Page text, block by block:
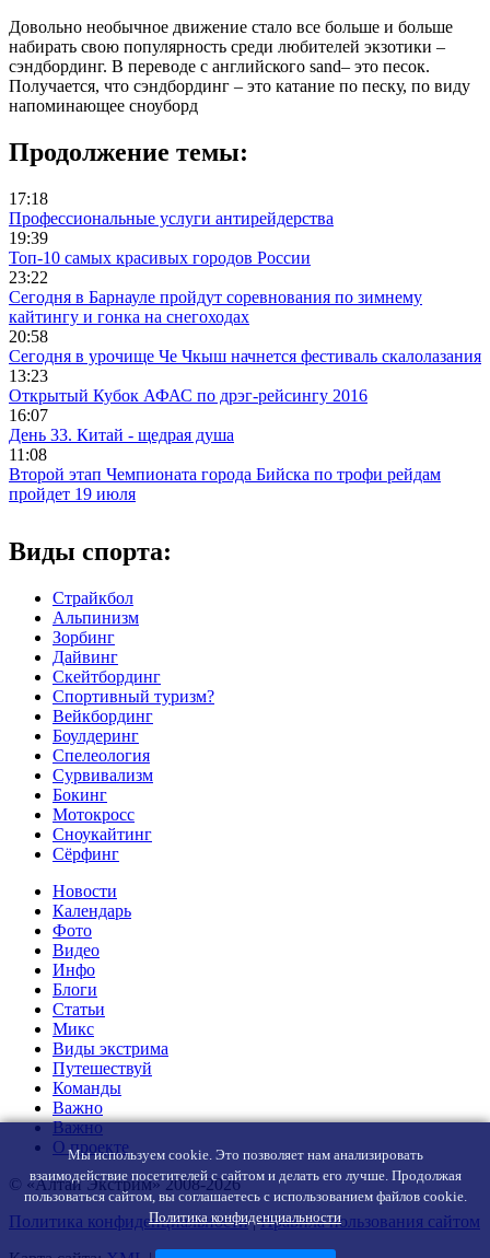
Довольно необычное движение стало все больше и больше
набирать свою популярность среди любителей экзотики –
сэндбординг. В переводе с английского sаnd– это песок.
Получается, что сэндбординг – это катание по песку, по виду
напоминающее сноуборд
Продолжение темы:
17:18
Профессиональные услуги антирейдерства
19:39
Топ-10 самых красивых городов России
23:22
Сегодня в Барнауле пройдут соревнования по зимнему
кайтингу и гонка на снегоходах
20:58
Сегодня в урочище Че Чкыш начнется фестиваль скалолазания
13:23
Открытый Кубок АФАС по дрэг-рейсингу 2016
16:07
День 33. Китай - щедрая душа
11:08
Второй этап Чемпионата города Бийска по трофи рейдам
пройдет 19 июля
Виды спорта:
Страйкбол
Альпинизм
Зорбинг
Дайвинг
Скейтбординг
Спортивный туризм?
Вейкбординг
Боулдеринг
Спелеология
Сурвивализм
Бокинг
Мотокросс
Сноукайтинг
Сёрфинг
Новости
Календарь
Фото
Видео
Инфо
Блоги
Статьи
Микс
Виды экстрима
Путешествуй
Команды
Важно
Важно
О проекте
© «Алтай Экстрим» 2008-2026
Политика конфиденциальности|Правила пользования сайтом
Мы используем cookie. Это позволяет нам анализировать
взаимодействие посетителей с сайтом и делать его лучше. Продолжая
пользоваться сайтом, вы соглашаетесь с использованием файлов cookie.
Политика конфиденциальности